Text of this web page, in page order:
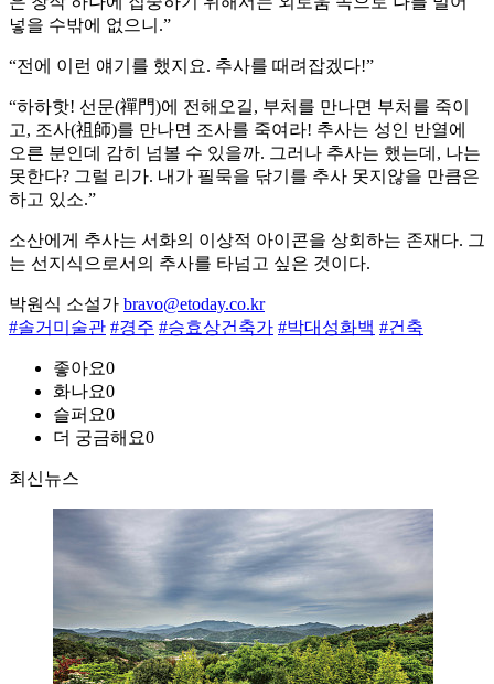
넣을 수밖에 없으니.”
“전에 이런 얘기를 했지요. 추사를 때려잡겠다!”
“하하핫! 선문(禪門)에 전해오길, 부처를 만나면 부처를 죽이
고, 조사(祖師)를 만나면 조사를 죽여라! 추사는 성인 반열에
오른 분인데 감히 넘볼 수 있을까. 그러나 추사는 했는데, 나는
못한다? 그럴 리가. 내가 필묵을 닦기를 추사 못지않을 만큼은
하고 있소.”
소산에게 추사는 서화의 이상적 아이콘을 상회하는 존재다. 그
는 선지식으로서의 추사를 타넘고 싶은 것이다.
박원식 소설가 bravo@etoday.co.kr
#솔거미술관 #경주 #승효상건축가 #박대성화백 #건축
좋아요0
화나요0
슬퍼요0
더 궁금해요0
최신뉴스